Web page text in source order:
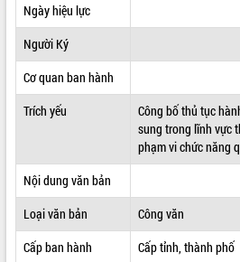
THÔNG TIN CHỈ ĐẠO ĐIỀU HÀNH
HỆ THỐNG VĂN BẢN
VĂN BẢN HĐND TỈNH
QUY HOẠCH - KẾ HOẠCH
Ngày hiệu lực
Người Ký
Cơ quan ban hành
Trích yếu
Công bố thủ tục
sung trong lĩnh vực
phạm vi chức năng
Nội dung văn bản
Loại văn bản
Công văn
Cấp ban hành
Cấp tỉnh, thành phố